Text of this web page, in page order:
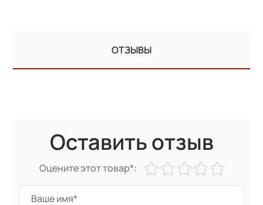
ОТЗЫВЫ
Оставить отзыв
Оцените этот товар*: